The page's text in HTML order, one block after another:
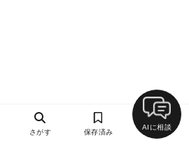
さがす 保存済み
AIに相談